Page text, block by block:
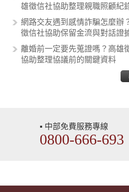
雄徵信社協助整理親職照顧紀
網路交友遇到感情詐騙怎麼辦
徵信社協助保留金流與對話證
離婚前一定要先蒐證嗎？高雄
協助整理協議前的關鍵資料
▪ 中部免費服務專線
0800-666-693